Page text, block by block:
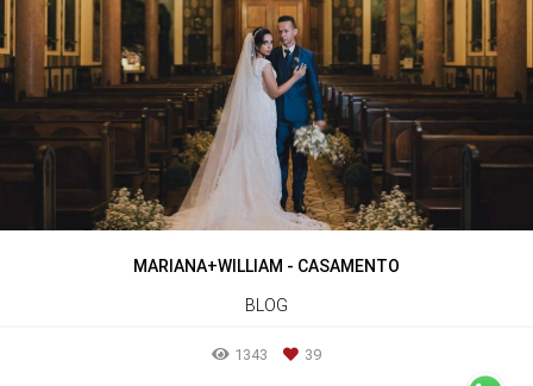
MARIANA+WILLIAM - CASAMENTO
BLOG
1343 39